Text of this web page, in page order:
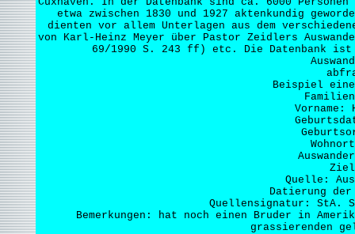
etwa zwischen 1830 und 1927 aktenkundig
dienten vor allem Unterlagen aus dem
von Karl-Heinz Meyer über Pastor Zeidlers
69/1990 S. 243 ff) etc. Die Datenbank ist
Beispiel
Vorname:
Quelle:
Datierung
Quellensignatur: StA.
Bemerkungen: hat noch einen Bruder in
grassierenden